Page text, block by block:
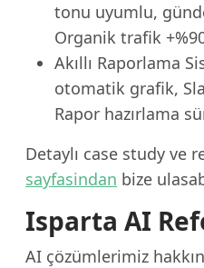
tonu uyumlu,
Organik trafik
Akıllı Raporlama
otomatik grafik,
Rapor hazırlama
Detaylı case study ve
sayfasindan bize
Isparta AI
AI çözümlerimiz